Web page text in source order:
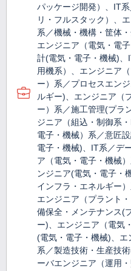
パッケージ開発）、IT
リ・フルスタック）、
系／機械・機構・筐体
エンジニア（電気・電
計(電気・電子・機械)
用機系）、エンジニア
ー）系／プロセスエン
ルギー)、エンジニア（
ー）系／施工管理(プラ
ジニア（組込・制御系
電子・機械）系／意匠
電子・機械)、IT系／デ
ア（電気・電子・機械
ンジニア(電気・電子・
インフラ・エネルギー
エンジニア（プラント
備保全・メンテナンス(
ー)、エンジニア（電気
(電気・電子・機械)、エ
系／製造技術・生産技
ーバエンジニア（運用